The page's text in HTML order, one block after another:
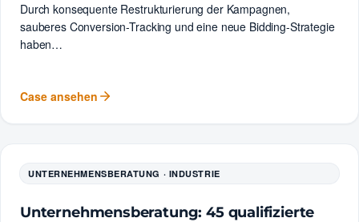
Durch konsequente Restrukturierung der Kampagnen,
sauberes Conversion-Tracking und eine neue Bidding-Strategie
haben…
Case ansehen
CK +
SM +
UNTERNEHMENSBERATUNG · INDUSTRIE
Unternehmensberatung: 45 qualifizierte